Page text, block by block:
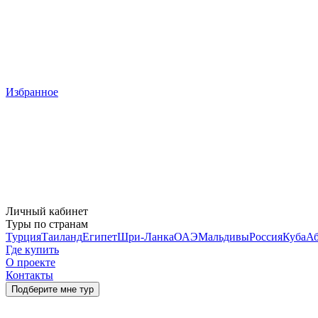
Избранное
Личный кабинет
Туры по странам
ТурцияТаиландЕгипетШри-ЛанкаОАЭМальдивыРоссияКуба
Где купить
О проекте
Контакты
Подберите мне тур